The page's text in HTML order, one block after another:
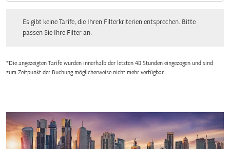
Es gibt keine Tarife, die Ihren Filterkriterien entsprechen. Bitte
passen Sie Ihre Filter an.
*Die angezeigten Tarife wurden innerhalb der letzten 48 Stunden eingezogen und sind
zum Zeitpunkt der Buchung möglicherweise nicht mehr verfügbar.